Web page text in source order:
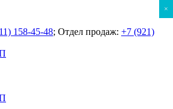
158-45-48; Отдел продаж: +7 (921)
×